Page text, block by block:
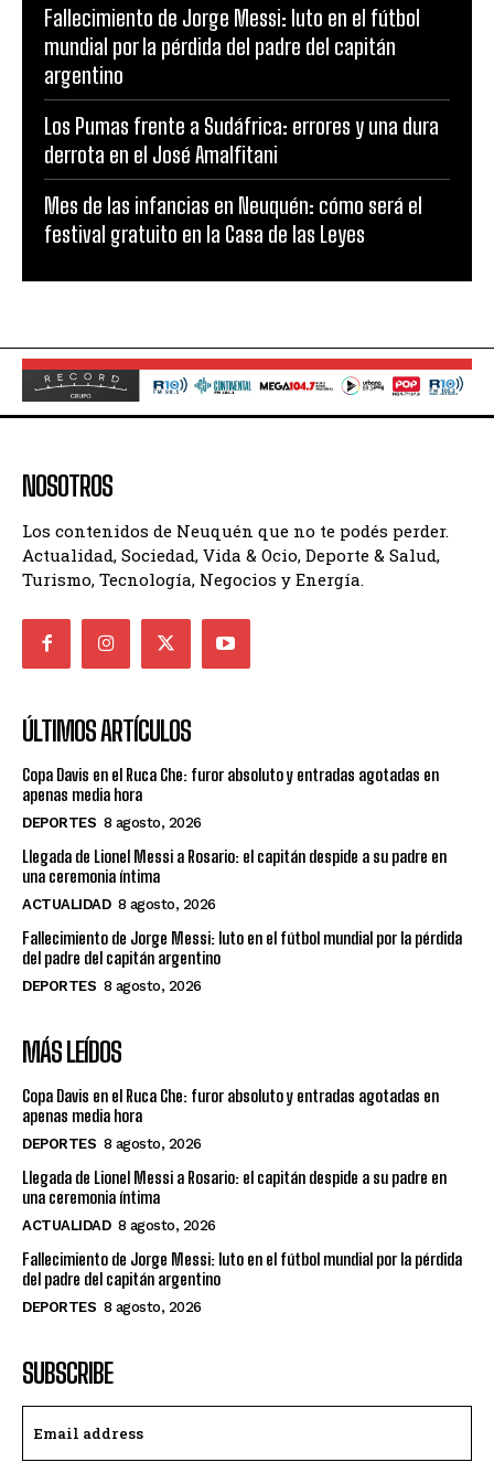
Fallecimiento de Jorge Messi: luto en el fútbol
mundial por la pérdida del padre del capitán
argentino
Los Pumas frente a Sudáfrica: errores y una dura
derrota en el José Amalfitani
Mes de las infancias en Neuquén: cómo será el
festival gratuito en la Casa de las Leyes
NOSOTROS
Los contenidos de Neuquén que no te podés perder.
Actualidad, Sociedad, Vida & Ocio, Deporte & Salud,
Turismo, Tecnología, Negocios y Energía.
ÚLTIMOS ARTÍCULOS
Copa Davis en el Ruca Che: furor absoluto y entradas agotadas en
apenas media hora
DEPORTES 8 agosto, 2026
Llegada de Lionel Messi a Rosario: el capitán despide a su padre en
una ceremonia íntima
ACTUALIDAD 8 agosto, 2026
Fallecimiento de Jorge Messi: luto en el fútbol mundial por la pérdida
del padre del capitán argentino
DEPORTES 8 agosto, 2026
MÁS LEÍDOS
Copa Davis en el Ruca Che: furor absoluto y entradas agotadas en
apenas media hora
DEPORTES 8 agosto, 2026
Llegada de Lionel Messi a Rosario: el capitán despide a su padre en
una ceremonia íntima
ACTUALIDAD 8 agosto, 2026
Fallecimiento de Jorge Messi: luto en el fútbol mundial por la pérdida
del padre del capitán argentino
DEPORTES 8 agosto, 2026
SUBSCRIBE